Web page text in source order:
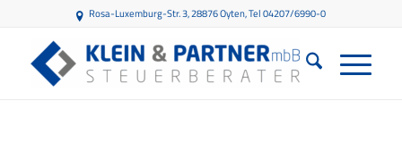
Rosa-Luxemburg-Str. 3, 28876 Oyten, Tel 04207/6990-0